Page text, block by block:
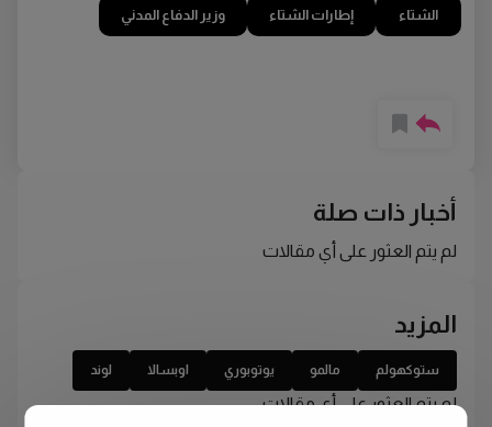
الشتاء إطارات الشتاء وزير الدفاع المدني
أخبار ذات صلة
لم يتم العثور على أي مقالات
المزيد
ستوكهولم مالمو يوتوبوري اوبسالا لوند
لم يتم العثور على أي مقالات